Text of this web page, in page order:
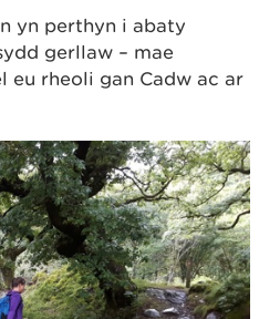
yn perthyn i abaty
gerllaw – mae
eu rheoli gan Cadw ac ar